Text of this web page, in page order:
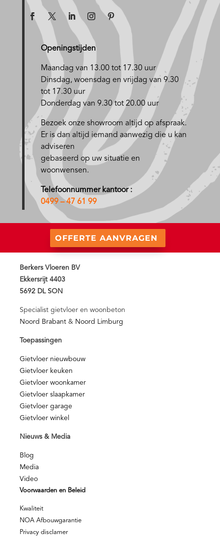
Openingstijden
Maandag van 13.00 tot 17.30 uur
Dinsdag, woensdag en vrijdag van 9.30
tot 17.30 uur
Donderdag van 9.30 tot 20.00 uur
Bezoek onze showroom altijd op afspraak.
Er is dan altijd iemand aanwezig die u kan
adviseren
gebaseerd op uw situatie en
woonwensen.
Telefoonnummer kantoor :
0499 – 47 61 99
OFFERTE AANVRAGEN
Berkers Vloeren BV
Ekkersrijt 4403
5692 DL SON
Specialist gietvloer en woonbeton
Noord Brabant & Noord Limburg
Toepassingen
Gietvloer nieuwbouw
Gietvloer keuken
Gietvloer woonkamer
Gietvloer slaapkamer
Gietvloer garage
Gietvloer winkel
Nieuws & Media
Blog
Media
Video
Voorwaarden en Beleid
Kwaliteit
NOA Afbouwgarantie
Privacy disclamer